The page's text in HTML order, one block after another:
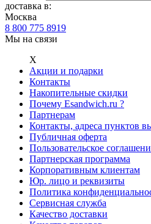
доставка в:
Москва
8 800 775 8919
Мы на связи
Х
Акции и подарки
Контакты
Накопительные скидки
Почему Esandwich.ru ?
Партнерам
Контакты, адреса пунктов
Публичная оферта
Пользовательское
Партнерская программа
Корпоративным клиентам
Юр. лицо и реквизиты
Политика
Сервисная служба
Качество доставки